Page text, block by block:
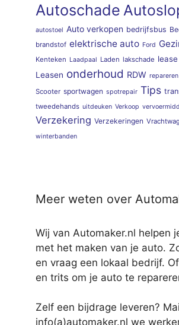
Autoschade
autostoel Auto verkopen bedrijfsbus
brandstof elektrische auto Ford
Kenteken Laadpaal Laden lakschade lease
Leasen onderhoud RDW repareren
Scooter sportwagen spotrepair Tips
tweedehands uitdeuken Verkoop
Verzekering Verzekeringen
winterbanden
Meer weten over
Wij van Automaker.nl helpen
met het maken van je auto.
en vraag een lokaal bedrijf.
en trits om je auto te
Zelf een bijdrage leveren?
info(a)automaker.nl we